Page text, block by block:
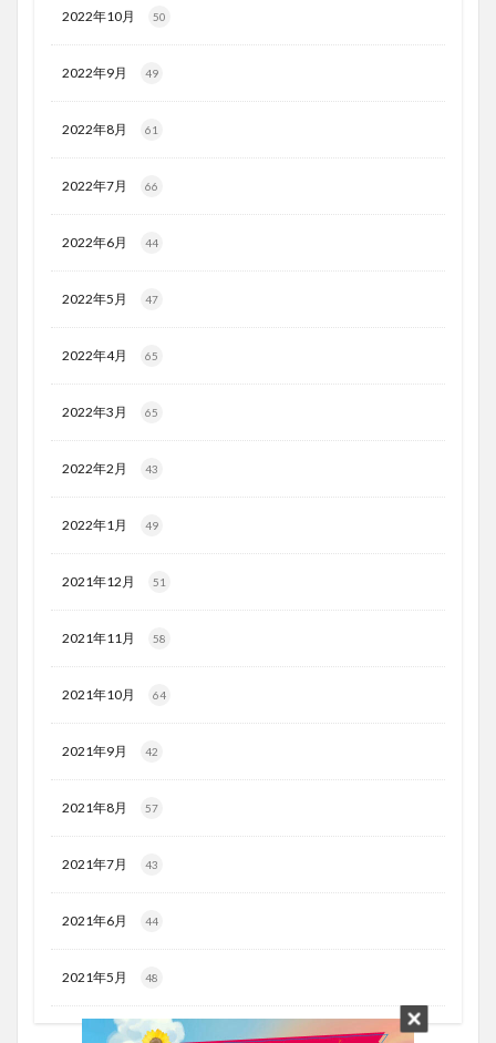
2022年10月 50
2022年9月 49
2022年8月 61
2022年7月 66
2022年6月 44
2022年5月 47
2022年4月 65
2022年3月 65
2022年2月 43
2022年1月 49
2021年12月 51
2021年11月 58
2021年10月 64
2021年9月 42
2021年8月 57
2021年7月 43
2021年6月 44
2021年5月 48